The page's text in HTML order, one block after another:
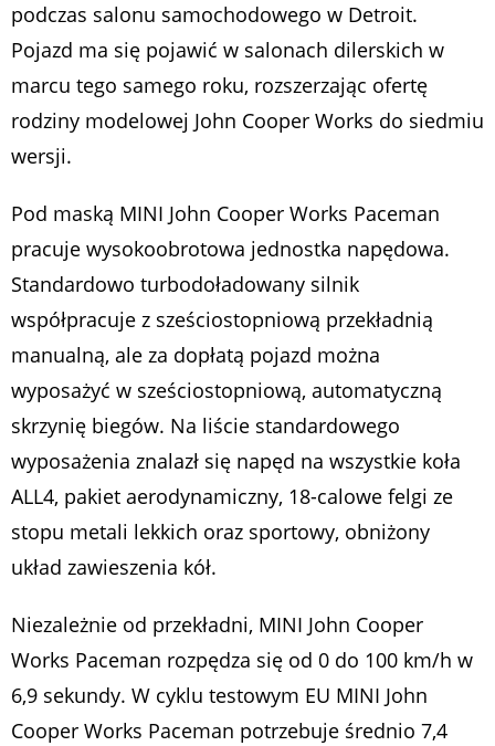
podczas salonu samochodowego w Detroit.
Pojazd ma się pojawić w salonach dilerskich w
marcu tego samego roku, rozszerzając ofertę
rodziny modelowej John Cooper Works do siedmiu
wersji.
Pod maską MINI John Cooper Works Paceman
pracuje wysokoobrotowa jednostka napędowa.
Standardowo turbodoładowany silnik
współpracuje z sześciostopniową przekładnią
manualną, ale za dopłatą pojazd można
wyposażyć w sześciostopniową, automatyczną
skrzynię biegów. Na liście standardowego
wyposażenia znalazł się napęd na wszystkie koła
ALL4, pakiet aerodynamiczny, 18-calowe felgi ze
stopu metali lekkich oraz sportowy, obniżony
układ zawieszenia kół.
Niezależnie od przekładni, MINI John Cooper
Works Paceman rozpędza się od 0 do 100 km/h w
6,9 sekundy. W cyklu testowym EU MINI John
Cooper Works Paceman potrzebuje średnio 7,4